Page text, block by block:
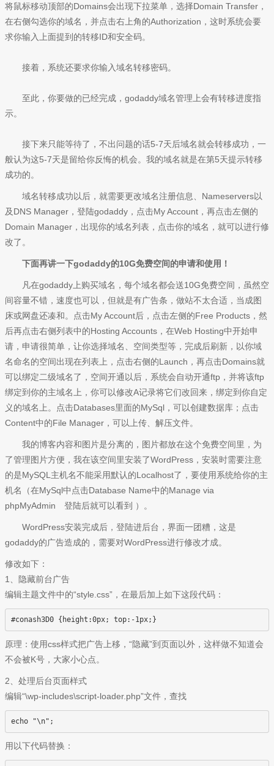
将鼠标移动顶部的Domains会出现下拉菜单，选择Domain Transfer，
在右侧勾选你的域名，并点击右上角的Authorization，这时系统会要
求你输入上面提到的转移ID和安全码。
接着，系统还要求你输入域名转移密码。
至此，你要做的已经完成，godaddy域名管理上会有转移进度指
示。
接下来只能等待了，不出问题的话5-7天后域名就会转移成功，一
般认为这5-7天是留给你反悔的机会。我的域名就是在第5天提示转移
成功的。
域名转移成功以后，就需要更改域名注册信息、Nameservers以
及DNS Manager，登陆godaddy，点击My Account，再点击左侧的
Domain Manager，出现你的域名列表，点击你的域名，就可以进行修
改了。
下面再讲一下godaddy的10G免费空间的申请和使用！
凡在godaddy上购买域名，每个域名都会送10G免费空间，虽然空
间容量不错，速度也可以，但就是有广告条，做站不太合适，当成图
床或网盘还凑和。点击My Account后，点击左侧的Free Products，然
后再点击右侧列表中的Hosting Accounts，在Web Hosting中开始申
请，申请很简单，让你选择域名、空间类型等，完成后刷新，以你域
名命名的空间出现在列表上，点击右侧的Launch，再点击Domains就
可以绑定二级域名了，空间开通以后，系统会自动开通ftp，并将该ftp
绑定到你的主域名上，你可以修改A记录将它们改回来，绑定到你自定
义的域名上。点击Databases里面的MySql，可以创建数据库；点击
Content中的File Manager，可以上传、解压文件。
我的博客内容和图片是分离的，图片都放在这个免费空间里，为
了管理图片方便，我在该空间里安装了WordPress，安装时需要注意
的是MySQL主机名不能采用默认的Localhost了，要使用系统给你的主
机名（在MySql中点击Database Name中的Manage via
phpMyAdmin 登陆后就可以看到 ）。
WordPress安装完成后，登陆进后台，界面一团糟，这是
godaddy的广告造成的，需要对WordPress进行修改才成。
修改如下：
1、隐藏前台广告
编辑主题文件中的“style.css”，在最后加上如下这段代码：
原理：使用css样式把广告上移，“隐藏”到页面以外，这样做不知道会
不会被K号，大家小心点。
2、处理后台页面样式
编辑“\wp-includes\script-loader.php”文件，查找
echo "
用以下代码替换：